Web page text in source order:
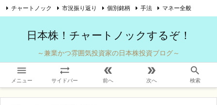
日本株！チャートノックするぞ！
～兼業かつ雰囲気投資家の日本株投資ブログ～

メニュー

サイドバー

前へ

次へ

検索
チャートノック 市況振り返り 個別銘柄 手法 マネー全般